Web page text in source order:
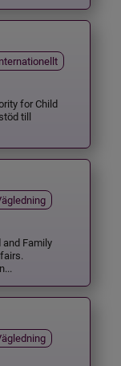
for Child
till
and Family